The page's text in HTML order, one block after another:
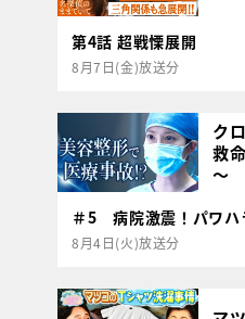
第4話 超戦慄展開
8月7日(金)放送分
ク
救
～
＃5 病院激震！パワハ
8月4日(火)放送分